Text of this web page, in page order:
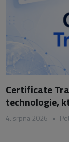
Certificate
technologie,
4. srpna 2026 •